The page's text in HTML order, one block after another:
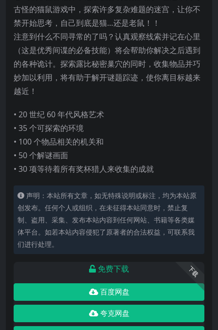
古怪的猫鼠游戏中，探索许多复杂难题的迷宫，让你不
禁开始思考，自己到底是猫…还是老鼠！！
注意到什么不同寻常的了吗？认真观察线索并记在心里
（这是优秀间谍的必备技能）将会帮助你解决之后遇到
的各种诡计。探索露比秘密巢穴的同时，收集物品并巧
妙加以利用，将有助于解开谜题踪迹，使你离目标越来
越近！
• 20 世纪 60 年代风格艺术
• 35 个可探索的环境
• 100 个物品相关的机关和
• 50 个解谜画面
• 30 项等待着所有奖杯猎人来收集的成就
声明：本站所有文章，如无特殊说明或标注，均为本站原
创发布。任何个人或组织，在未征得本站同意时，禁止复
制、盗用、采集、发布本站内容到任何网站、书籍等各类媒
体平台。如若本站内容侵犯了原著者的合法权益，可联系我
们进行处理。
下载
免费下载
百度网盘
夸克网盘